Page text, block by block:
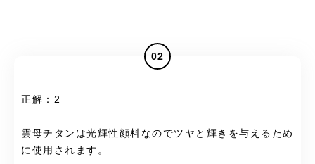
02
正解：2
雲母チタンは光輝性顔料なのでツヤと輝きを与えるため
に使用されます。